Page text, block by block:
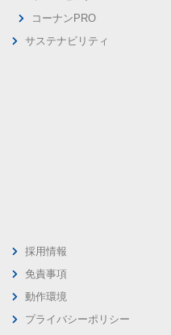
コーナンPRO
サステナビリティ
採用情報
免責事項
動作環境
プライバシーポリシー